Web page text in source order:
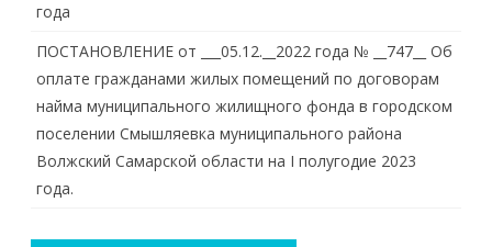
года
ПОСТАНОВЛЕНИЕ от ___05.12.__2022 года № __747__ Об
оплате гражданами жилых помещений по договорам
найма муниципального жилищного фонда в городском
поселении Смышляевка муниципального района
Волжский Самарской области на I полугодие 2023
года.